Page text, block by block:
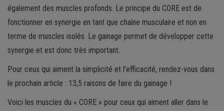
également des muscles profonds. Le principe du CORE est de
fonctionner en synergie en tant que chaîne musculaire et non en
terme de muscles isolés. Le gainage permet de développer cette
synergie et est donc très important.
Pour ceux qui aiment la simplicité et l’efficacité, rendez-vous dans
le prochain article : 13,5 raisons de faire du gainage !
Voici les muscles du « CORE » pour ceux qui aiment aller dans le